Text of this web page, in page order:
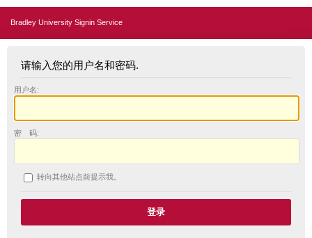
Bradley University Signin Service
请输入您的用户名和密码.
用户名:
密 码:
转向其他站点前提示我。